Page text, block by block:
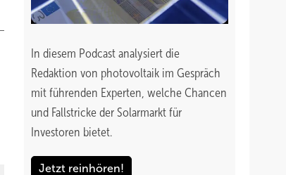
In diesem Podcast analysiert die
Redaktion von photovoltaik im Gespräch
mit führenden Experten, welche Chancen
und Fallstricke der Solarmarkt für
Investoren bietet.
Jetzt reinhören!